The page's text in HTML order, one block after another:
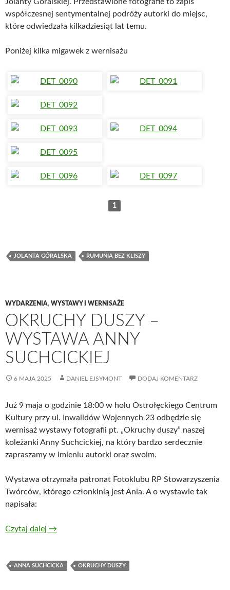
współczesnej sentymentalnej podróży autorki do miejsc,
które odwiedzała kilkadziesiąt lat temu.
Poniżej kilka migawek z wernisażu
1
JOLANTA GÓRALSKA RUMUNIA BEZ KLISZY
WYDARZENIA, WYSTAWY I WERNISAŻE
OKRUCHY DUSZY –
WYSTAWA ANNY
SUCHCICKIEJ
6 MAJA 2025 DANIEL EJSYMONT DODAJ KOMENTARZ
Już 9 maja o godzinie 18:00 w holu Ostrołęckiego Centrum
Kultury przy ul. Inwalidów Wojennych 23 odbędzie się
wernisaż wystawy fotografii pt. „Okruchy duszy” naszej
koleżanki Anny Suchcickiej, na który bardzo serdecznie
zapraszamy w imieniu autorki oraz swoim.
Wystawa otrzymała patronat Fotoklubu RP Stowarzyszenia
Twórców, którego członkinią jest Ania. A o wystawie tak
napisała:
Czytaj dalej →
ANNA SUCHCICKA OKRUCHY DUSZY